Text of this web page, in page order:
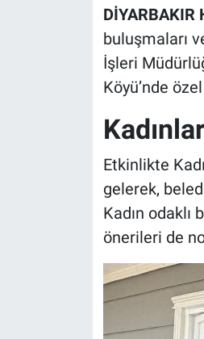
DİYARBAKIR
buluşmaları
İşleri
Köyü’nde
Etkinlikte
gelerek,
Kadın odaklı
önerileri de